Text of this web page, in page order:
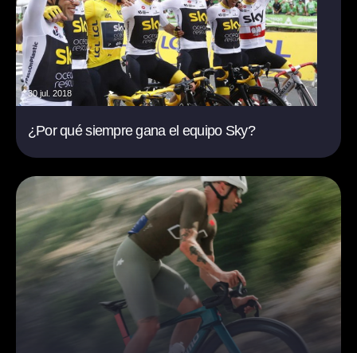
30 jul. 2018
¿Por qué siempre gana el equipo Sky?